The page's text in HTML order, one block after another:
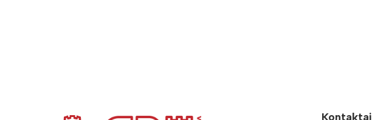
Kontaktai